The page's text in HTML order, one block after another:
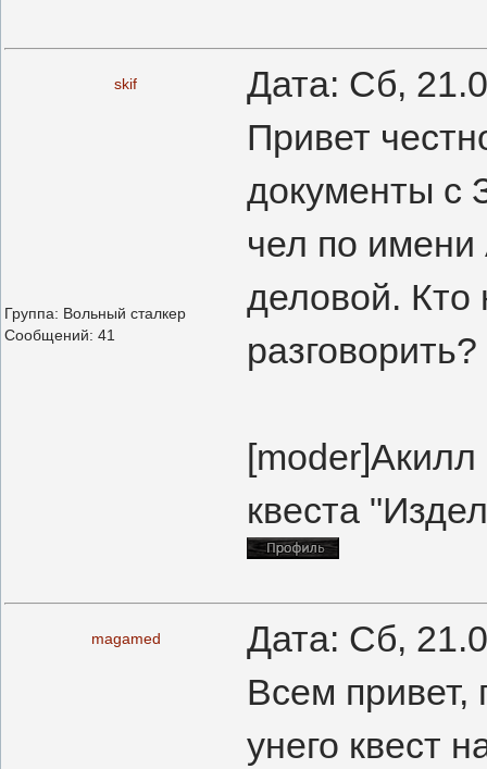
skif Дата: Сб,
Группа: Вольный сталкер
Сообщений: 41
Привет
документы с
чел по имени
деловой. Кто
разговорить?
[moder]Акилл
квеста
magamed Дата: Сб,
Всем привет,
унего квест